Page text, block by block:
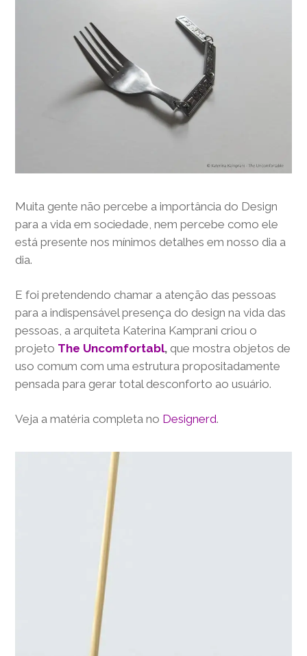
Muita gente não percebe a importância do Design
para a vida em sociedade, nem percebe como ele
está presente nos mínimos detalhes em nosso dia a
dia.
E foi pretendendo chamar a atenção das pessoas
para a indispensável presença do design na vida das
pessoas, a arquiteta Katerina Kamprani criou o
projeto The Uncomfortabl,que mostra objetos de
uso comum com uma estrutura propositadamente
pensada para gerar total desconforto ao usuário.
Veja a matéria completa no Designerd.